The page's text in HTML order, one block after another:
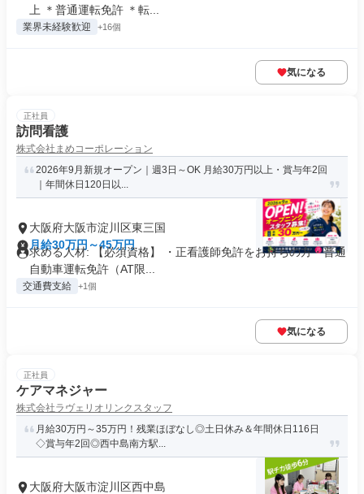
上 ＊普通運転免許 ＊転...
業界未経験歓迎 +16個
気になる
正社員
訪問看護
株式会社まめコーポレーション
2026年9月新規オープン｜週3日～OK 月給30万円以上・賞与年2回
｜年間休日120日以...
大阪府大阪市淀川区東三国
月給30万円～45万円
求める人材: 【必須資格】 ・正看護師免許をお持ちの方・普通
自動車運転免許（AT限...
交通費支給 +1個
気になる
正社員
ケアマネジャー
株式会社ラヴェリオリンクスタッフ
月給30万円～35万円！残業ほぼなし◎土日休み＆年間休日116日
◇賞与年2回◎西中島南方駅...
大阪府大阪市淀川区西中島